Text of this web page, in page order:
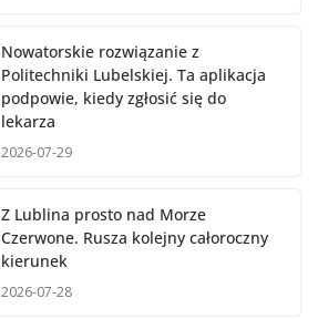
Nowatorskie rozwiązanie z
Politechniki Lubelskiej. Ta aplikacja
podpowie, kiedy zgłosić się do
lekarza
2026-07-29
Z Lublina prosto nad Morze
Czerwone. Rusza kolejny całoroczny
kierunek
2026-07-28